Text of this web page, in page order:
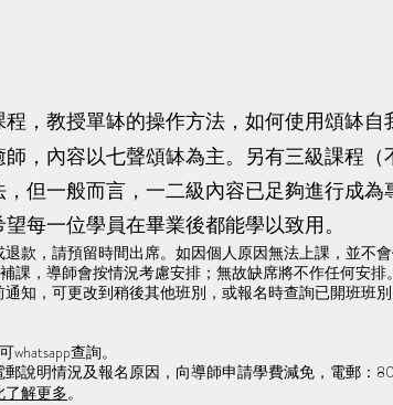
，教授單缽的操作方法，如何使用頌缽自
，內容以七聲頌缽為主。另有三級課程（
但一般而言，一二級內容已足夠進行成為
每一位學員在畢業後都能學以致用。
款，請預留時間出席。如因個人原因無法上課，並不
課，導師會按情況考慮安排；無故缺席將不作任何安排
知，可更改到稍後其他班別，或報名時查詢已開班班
查詢。
說明情況及報名原因，向導師申請學費減免，電郵：
了解更多。